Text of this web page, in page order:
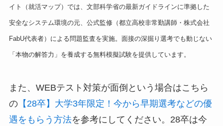
イト（就活マップ）では、文部科学省の最新ガイドラインに準拠した
安全なシステム環境の元、公式監修（都立高校非常勤講師・株式会社
FabU代表者）による問題監査を実施。面接の深掘り選考でも動じない
「本物の解答力」を養成する無料模擬試験を提供しています。
また、WEBテスト対策が面倒という場合はこちら
の【28卒】大学3年限定！今から早期選考などの優
遇をもらう方法を参考にしてください。28卒は今